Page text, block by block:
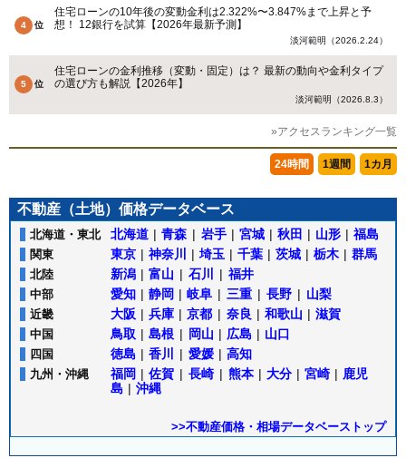
住宅ローンの10年後の変動金利は2.322%〜3.847%まで上昇と予
想！ 12銀行を試算【2026年最新予測】
淡河範明（2026.2.24）
住宅ローンの金利推移（変動・固定）は？ 最新の動向や金利タイプ
の選び方も解説【2026年】
淡河範明（2026.8.3）
»アクセスランキング一覧
24時間 1週間 1カ月
不動産（土地）価格データベース
北海道・東北 北海道 | 青森 | 岩手 | 宮城 | 秋田 | 山形 | 福島
関東 東京 | 神奈川 | 埼玉 | 千葉 | 茨城 | 栃木 | 群馬
北陸 新潟 | 富山 | 石川 | 福井
中部 愛知 | 静岡 | 岐阜 | 三重 | 長野 | 山梨
近畿 大阪 | 兵庫 | 京都 | 奈良 | 和歌山 | 滋賀
中国 鳥取 | 島根 | 岡山 | 広島 | 山口
四国 徳島 | 香川 | 愛媛 | 高知
九州・沖縄 福岡 | 佐賀 | 長崎 | 熊本 | 大分 | 宮崎 | 鹿児
島 | 沖縄
>>不動産価格・相場データベーストップ